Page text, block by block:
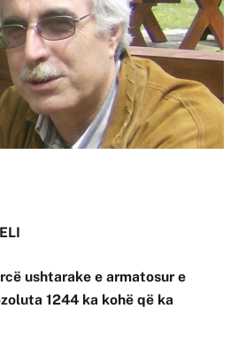
ushtarake e armatosur e
1244 ka kohë që ka